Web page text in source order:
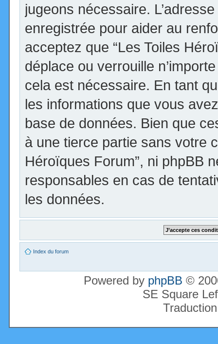
jugeons nécessaire.
enregistrée pour aider au
acceptez que “Les Toiles
déplace ou verrouille
cela est nécessaire. En tant
les informations que vous
base de données. Bien que
à une tierce partie sans votre
Héroïques Forum”, ni phpBB
responsables en cas de
les données.
Index du forum
Powered by phpBB ©
SE Square